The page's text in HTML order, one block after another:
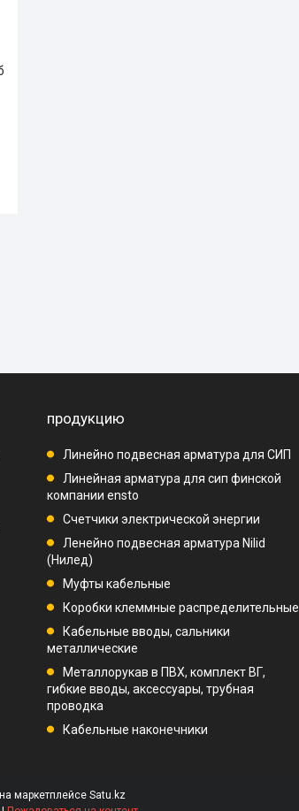
продукцию
Линейно подвесная арматура для СИП
Линейная арматура для сип финской
компании ensto
Счетчики электрической энергии
Ленейно подвесная арматура Nilid
(Нилед)
Муфты кабельные
Коробки клеммные распределительные
Кабельные вводы, сальники
металлические
Металлорукав в ПВХ, комплект ВГ,
гибкие вводы, аксессуары, трубная
проводка
Кабельные наконечники
маркетплейсе Satu.kz